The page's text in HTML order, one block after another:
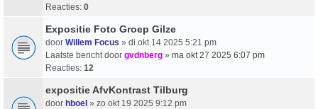
Reacties: 0
Expositie Foto Groep Gilze
door Willem Focus » di okt 14 2025 5:21 pm
Laatste bericht door gvdnberg » ma okt 27 2025 6:07 pm
Reacties: 12
expositie AfvKontrast Tilburg
door hboel » zo okt 19 2025 9:12 pm